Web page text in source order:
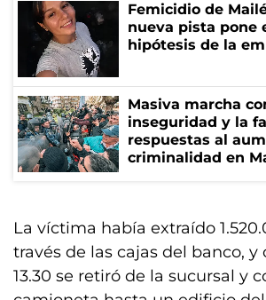
Femicidio de
nueva pista pone
hipótesis de la
Masiva marcha
inseguridad y la
respuestas al
criminalidad en
La víctima había extraído
través de las cajas del banco, y
13.30 se retiró de la sucursal y